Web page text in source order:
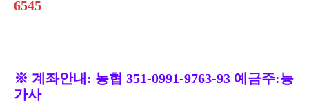
6545
※ 계좌안내 : 농협 351-0991-9763-93 예금주:능
가사